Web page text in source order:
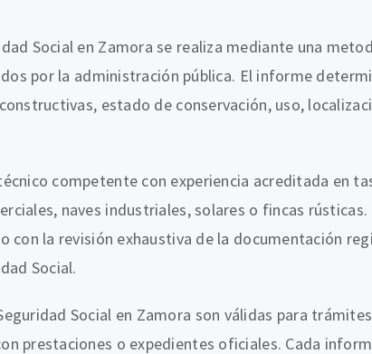
Social en Zamora se realiza mediante una
por la administración pública. El informe
estado de conservación, uso,
competente con experiencia acreditada en
naves industriales, solares o fincas
con la revisión exhaustiva de la documentación
Social.
Social en Zamora son válidas para
prestaciones o expedientes oficiales. Cada